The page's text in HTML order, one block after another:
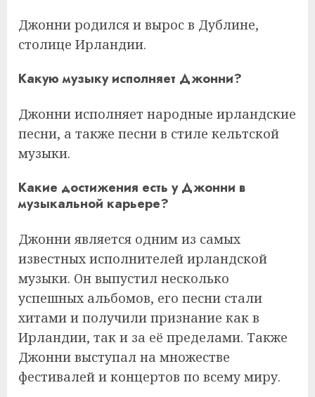
Джонни родился и вырос в Дублине,
столице Ирландии.
Какую музыку исполняет Джонни?
Джонни исполняет народные ирландские
песни, а также песни в стиле кельтской
музыки.
Какие достижения есть у Джонни в
музыкальной карьере?
Джонни является одним из самых
известных исполнителей ирландской
музыки. Он выпустил несколько
успешных альбомов, его песни стали
хитами и получили признание как в
Ирландии, так и за её пределами. Также
Джонни выступал на множестве
фестивалей и концертов по всему миру.